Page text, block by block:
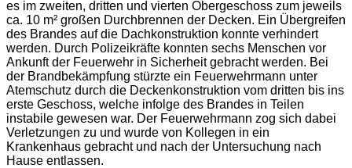
es im zweiten, dritten und vierten Obergeschoss zum jeweils
ca. 10 m² großen Durchbrennen der Decken. Ein Übergreifen
des Brandes auf die Dachkonstruktion konnte verhindert
werden. Durch Polizeikräfte konnten sechs Menschen vor
Ankunft der Feuerwehr in Sicherheit gebracht werden. Bei
der Brandbekämpfung stürzte ein Feuerwehrmann unter
Atemschutz durch die Deckenkonstruktion vom dritten bis ins
erste Geschoss, welche infolge des Brandes in Teilen
instabile gewesen war. Der Feuerwehrmann zog sich dabei
Verletzungen zu und wurde von Kollegen in ein
Krankenhaus gebracht und nach der Untersuchung nach
Hause entlassen.